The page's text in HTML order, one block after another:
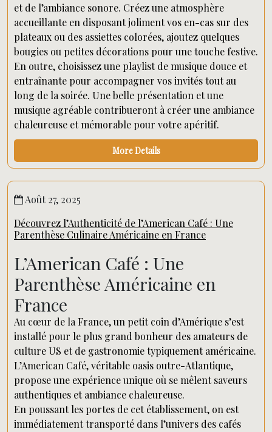
et de l’ambiance sonore. Créez une atmosphère
accueillante en disposant joliment vos en-cas sur des
plateaux ou des assiettes colorées, ajoutez quelques
bougies ou petites décorations pour une touche festive.
En outre, choisissez une playlist de musique douce et
entraînante pour accompagner vos invités tout au
long de la soirée. Une belle présentation et une
musique agréable contribueront à créer une ambiance
chaleureuse et mémorable pour votre apéritif.
More Details
Août 27, 2025
Découvrez l’Authenticité de l’American Café : Une
Parenthèse Culinaire Américaine en France
L’American Café : Une
Parenthèse Américaine en
France
Au cœur de la France, un petit coin d’Amérique s’est
installé pour le plus grand bonheur des amateurs de
culture US et de gastronomie typiquement américaine.
L’American Café, véritable oasis outre-Atlantique,
propose une expérience unique où se mêlent saveurs
authentiques et ambiance chaleureuse.
En poussant les portes de cet établissement, on est
immédiatement transporté dans l’univers des cafés